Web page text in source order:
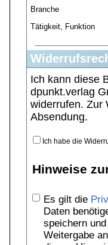
Branche
Tätigkeit, Funktion
Ich kann diese
dpunkt.verlag
widerrufen. Zur
Absendung.
Ich habe die
Hinweise
Es gilt die
Daten
speichern
Weitergabe